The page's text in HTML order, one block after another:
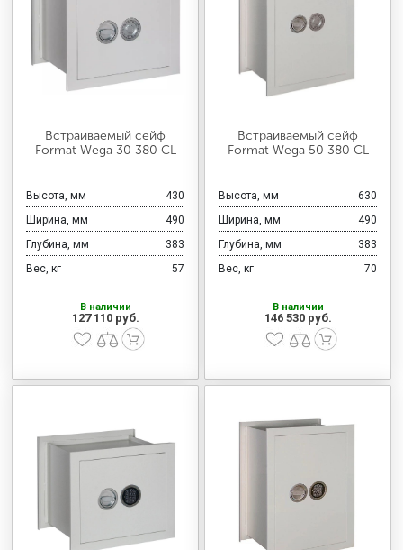
Встраиваемый сейф
Format Wega 30 380 CL
Высота, мм
430
Ширина, мм
490
Глубина, мм
383
Вес, кг
57
В наличии
127 110 руб.
Встраиваемый сейф
Format Wega 50 380 CL
Высота, мм
630
Ширина, мм
490
Глубина, мм
383
Вес, кг
70
В наличии
146 530 руб.